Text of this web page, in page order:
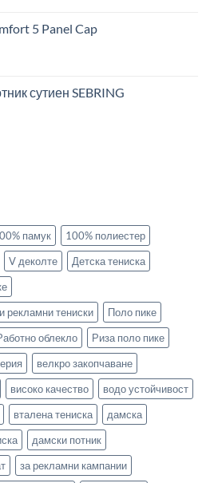
5 Panel Cap
сутиен SEBRING
памук
100% полиестер
V деколте
Детска тениска
рекламни тениски
Поло пике
облекло
Риза поло пике
велкро закопчаване
високо качество
водо устойчивост
вталена тениска
дамска
дамски потник
за рекламни кампании